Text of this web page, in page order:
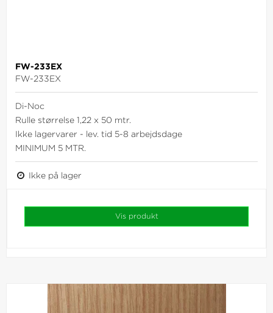
FW-233EX
FW-233EX
Di-Noc
Rulle størrelse 1,22 x 50 mtr.
Ikke lagervarer - lev. tid 5-8 arbejdsdage
MINIMUM 5 MTR.
Ikke på lager
Vis produkt